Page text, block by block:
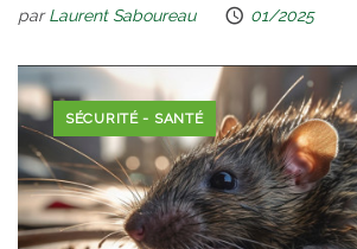
parLaurent Saboureau 01/2025
SÉCURITÉ - SANTÉ